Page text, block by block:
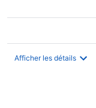
Afficher les détails